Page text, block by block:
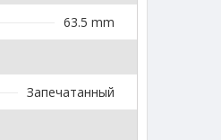
63.5 mm
Запечатанный